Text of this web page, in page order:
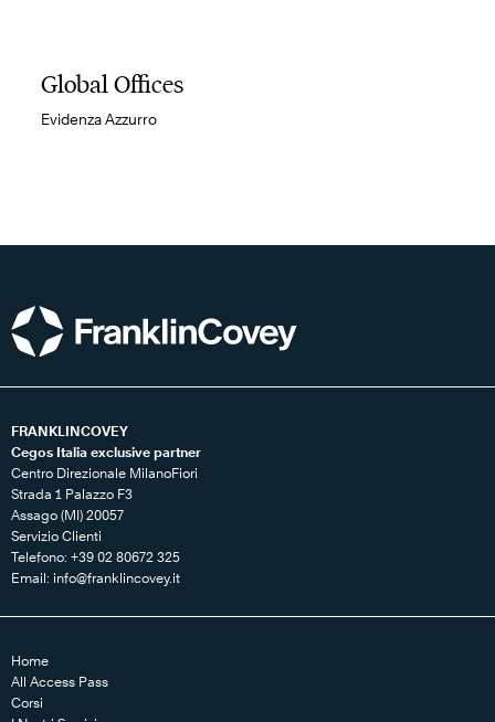
Global Offices
Evidenza Azzurro
FRANKLINCOVEY
Cegos Italia exclusive partner
Centro Direzionale MilanoFiori
Strada 1 Palazzo F3
Assago (MI) 20057
Servizio Clienti
Telefono: +39 02 80672 325
Email: info@franklincovey.it
Home
All Access Pass
Corsi